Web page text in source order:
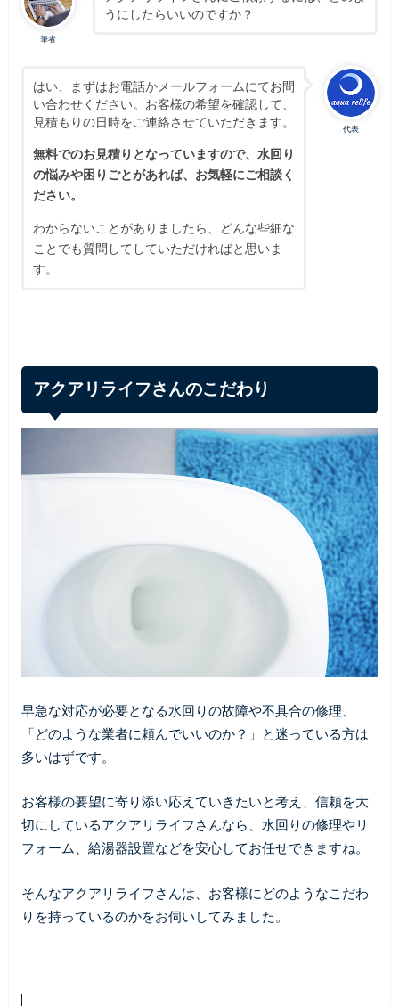
筆者
うにしたらいいのですか？
代表
はい、まずはお電話かメールフォームにてお問
い合わせください。お客様の希望を確認して、
見積もりの日時をご連絡させていただきます。
無料でのお見積りとなっていますので、水回り
の悩みや困りごとがあれば、お気軽にご相談く
ださい。
わからないことがありましたら、どんな些細な
ことでも質問してしていただければと思いま
す。
アクアリライフさんのこだわり
早急な対応が必要となる水回りの故障や不具合の修理、
「どのような業者に頼んでいいのか？」と迷っている方は
多いはずです。
お客様の要望に寄り添い応えていきたいと考え、信頼を大
切にしているアクアリライフさんなら、水回りの修理やリ
フォーム、給湯器設置などを安心してお任せできますね。
そんなアクアリライフさんは、お客様にどのようなこだわ
りを持っているのかをお伺いしてみました。